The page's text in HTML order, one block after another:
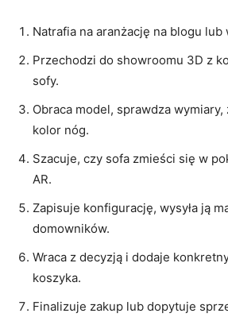
Natrafia na aranżację na blogu lub
Przechodzi do showroomu 3D z
sofy.
Obraca model, sprawdza
kolor nóg.
Szacuje, czy sofa zmieści się w
AR.
Zapisuje konfigurację, wysyła ją
domowników.
Wraca z decyzją i dodaje
koszyka.
Finalizuje zakup lub dopytuje